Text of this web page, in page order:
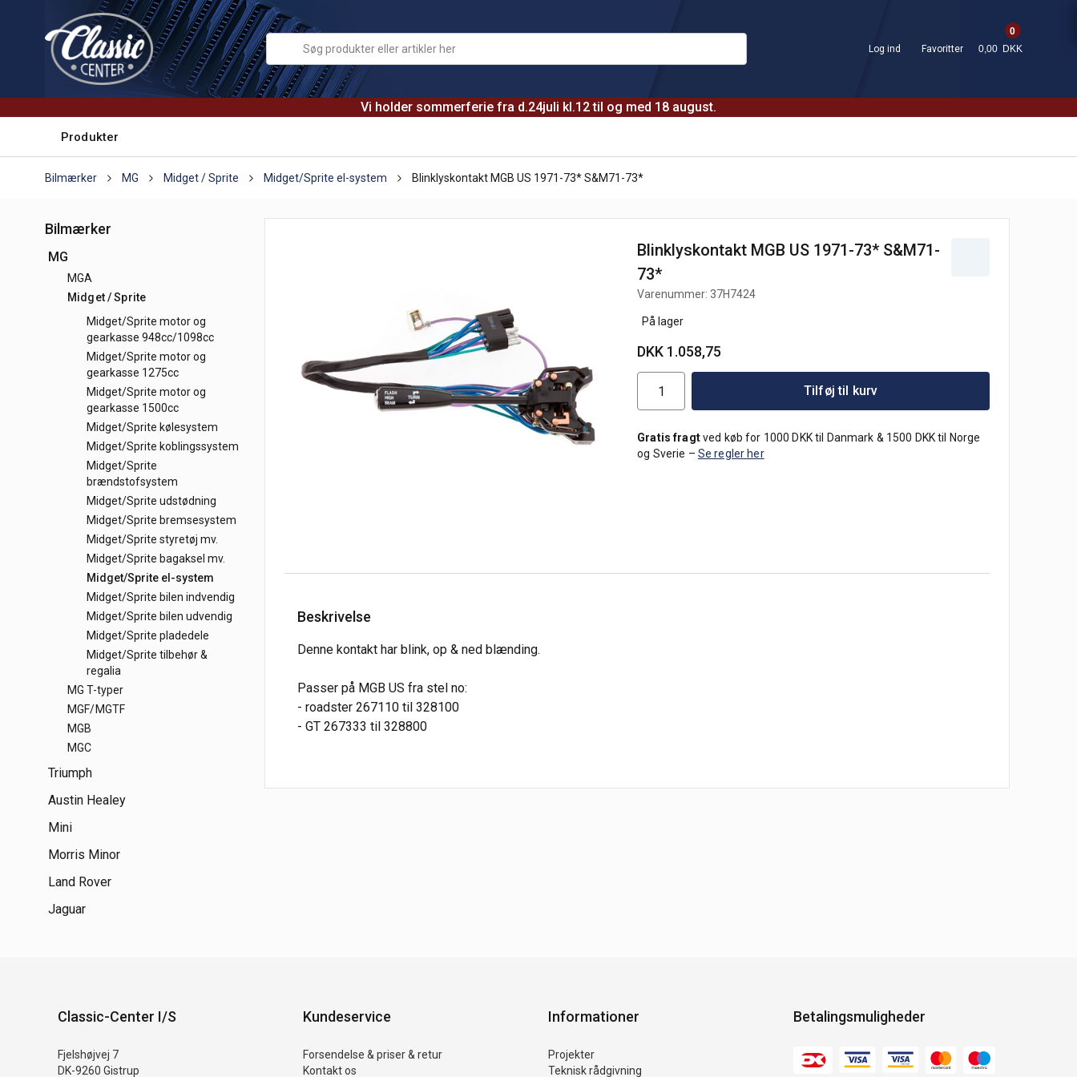
Vi holder sommerferie fra d.24juli kl.12 til og med 18 august.
Log ind Favoritter
0
0,00 DKK
Produkter
Bilmærker MG Midget / Sprite Midget/Sprite el-system Blinklyskontakt MGB US 1971-73* S&M71-73*
Bilmærker
MG
MGA
Midget / Sprite
Midget/Sprite motor og
gearkasse 948cc/1098cc
Midget/Sprite motor og
gearkasse 1275cc
Midget/Sprite motor og
gearkasse 1500cc
Midget/Sprite kølesystem
Midget/Sprite koblingssystem
Midget/Sprite
brændstofsystem
Midget/Sprite udstødning
Midget/Sprite bremsesystem
Midget/Sprite styretøj mv.
Midget/Sprite bagaksel mv.
Midget/Sprite el-system
Midget/Sprite bilen indvendig
Midget/Sprite bilen udvendig
Midget/Sprite pladedele
Midget/Sprite tilbehør &
regalia
MG T-typer
MGF/MGTF
MGB
MGC
Triumph
Austin Healey
Mini
Morris Minor
Land Rover
Jaguar
Blinklyskontakt MGB US 1971-73* S&M71-
73*
Varenummer:37H7424
På lager
DKK 1.058,75
Tilføj til kurv
Gratis fragtved køb for 1000 DKK til Danmark & 1500 DKK til Norge
og Sverie – Se regler her
Beskrivelse
Denne kontakt har blink, op & ned blænding.
Passer på MGB US fra stel no:
- roadster 267110 til 328100
- GT 267333 til 328800
Classic-Center I/S
Fjelshøjvej 7
DK-9260 Gistrup
Kundeservice
Forsendelse & priser & retur
Kontakt os
Informationer
Projekter
Teknisk rådgivning
Betalingsmuligheder